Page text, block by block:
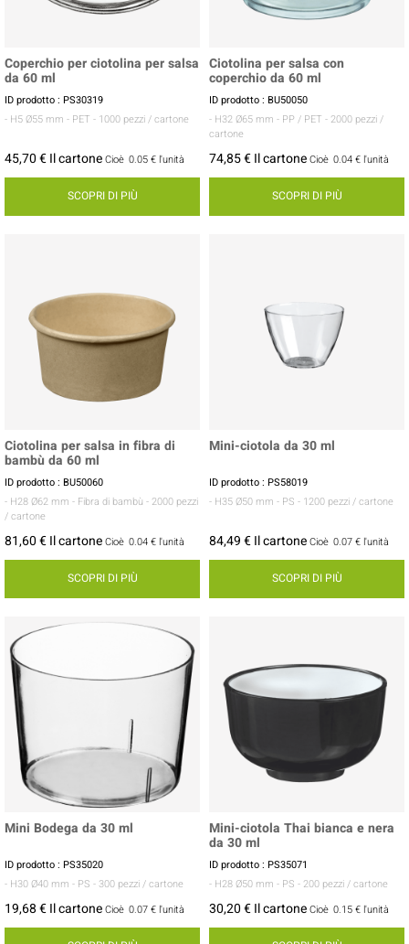
Coperchio per ciotolina per salsa
da 60 ml
ID prodotto : PS30319
- H5 Ø55 mm - PET - 1000 pezzi / cartone
45,70 € Il cartoneCioè 0.05 € l'unità
SCOPRI DI PIÙ
Ciotolina per salsa con
coperchio da 60 ml
ID prodotto : BU50050
- H32 Ø65 mm - PP / PET - 2000 pezzi /
cartone
74,85 € Il cartoneCioè 0.04 € l'unità
SCOPRI DI PIÙ
Ciotolina per salsa in fibra di
bambù da 60 ml
ID prodotto : BU50060
- H28 Ø62 mm - Fibra di bambù - 2000 pezzi
/ cartone
81,60 € Il cartoneCioè 0.04 € l'unità
SCOPRI DI PIÙ
Mini-ciotola da 30 ml
ID prodotto : PS58019
- H35 Ø50 mm - PS - 1200 pezzi / cartone
84,49 € Il cartoneCioè 0.07 € l'unità
SCOPRI DI PIÙ
Mini Bodega da 30 ml
ID prodotto : PS35020
- H30 Ø40 mm - PS - 300 pezzi / cartone
19,68 € Il cartoneCioè 0.07 € l'unità
Mini-ciotola Thai bianca e nera
da 30 ml
ID prodotto : PS35071
- H28 Ø50 mm - PS - 200 pezzi / cartone
30,20 € Il cartoneCioè 0.15 € l'unità